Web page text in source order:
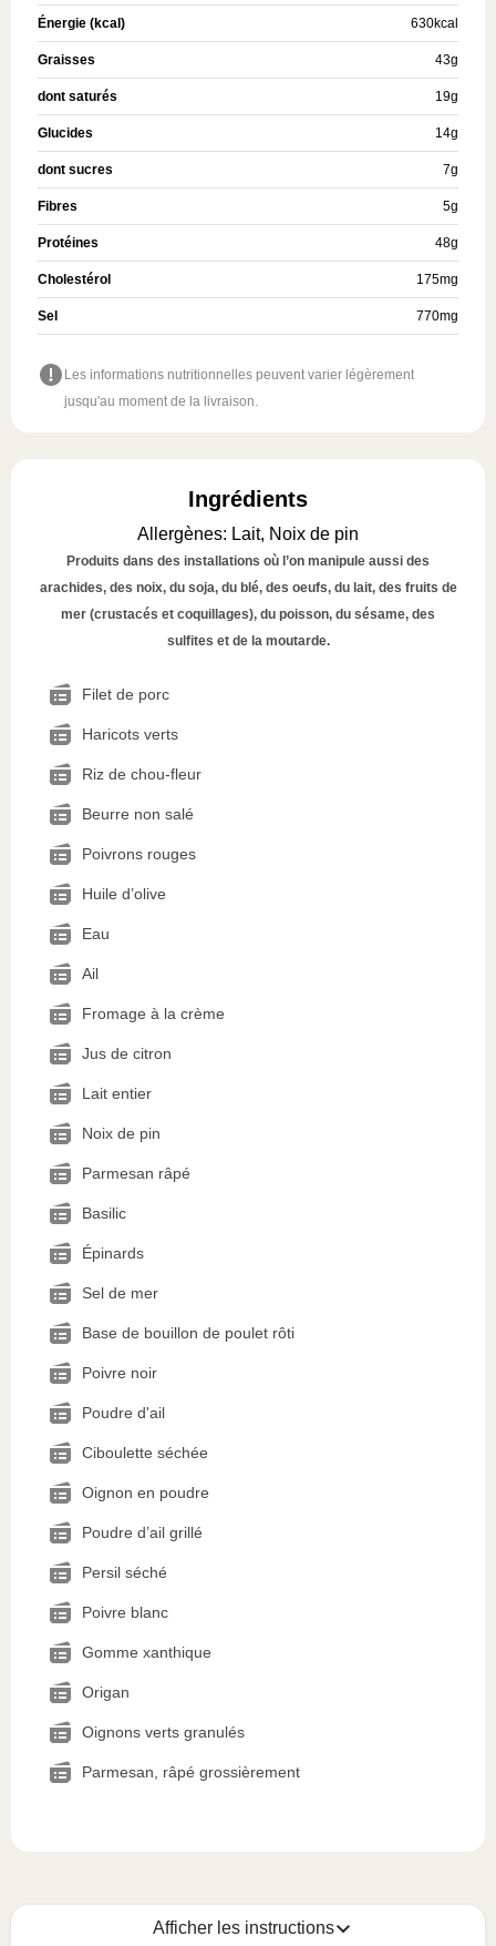
Énergie (kcal) 630kcal
Graisses 43g
dont saturés 19g
Glucides 14g
dont sucres 7g
Fibres 5g
Protéines 48g
Cholestérol 175mg
Sel 770mg
Les informations nutritionnelles peuvent varier légèrement
jusqu'au moment de la livraison.
Ingrédients
Allergènes: Lait, Noix de pin
Produits dans des installations où l’on manipule aussi des
arachides, des noix, du soja, du blé, des oeufs, du lait, des fruits de
mer (crustacés et coquillages), du poisson, du sésame, des
sulfites et de la moutarde.
Filet de porc
Haricots verts
Riz de chou-fleur
Beurre non salé
Poivrons rouges
Huile d’olive
Eau
Ail
Fromage à la crème
Jus de citron
Lait entier
Noix de pin
Parmesan râpé
Basilic
Épinards
Sel de mer
Base de bouillon de poulet rôti
Poivre noir
Poudre d'ail
Ciboulette séchée
Oignon en poudre
Poudre d’ail grillé
Persil séché
Poivre blanc
Gomme xanthique
Origan
Oignons verts granulés
Parmesan, râpé grossièrement
Afficher les instructions